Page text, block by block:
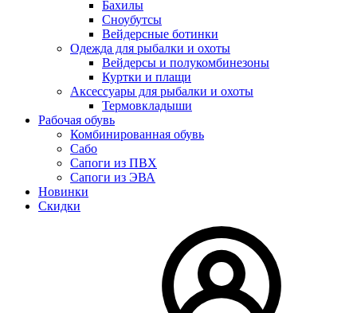
Бахилы
Сноубутсы
Вейдерсные ботинки
Одежда для рыбалки и охоты
Вейдерсы и полукомбинезоны
Куртки и плащи
Аксессуары для рыбалки и охоты
Термовкладыши
Рабочая обувь
Комбинированная обувь
Сабо
Сапоги из ПВХ
Сапоги из ЭВА
Новинки
Скидки